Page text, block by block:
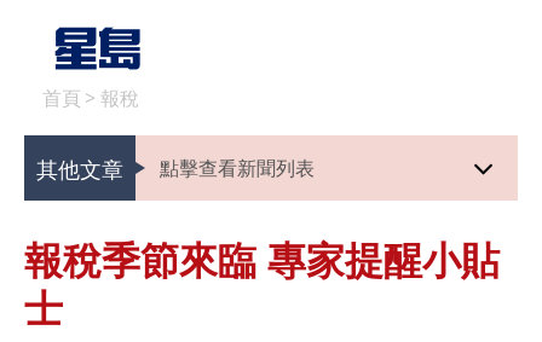
首頁 > 報稅
其他文章 點擊查看新聞列表
報稅季節來臨 專家提醒小貼
士